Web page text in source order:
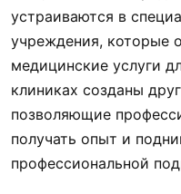
устраиваются в
учреждения, которые
медицинские услуги
клиниках созданы
позволяющие
получать опыт и
профессиональной